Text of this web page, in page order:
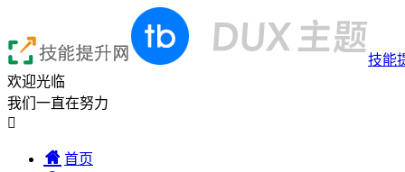
技能
欢迎光临
我们一直在努力

首页